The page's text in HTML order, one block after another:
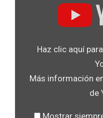
Haz clic aquí
Más información
de